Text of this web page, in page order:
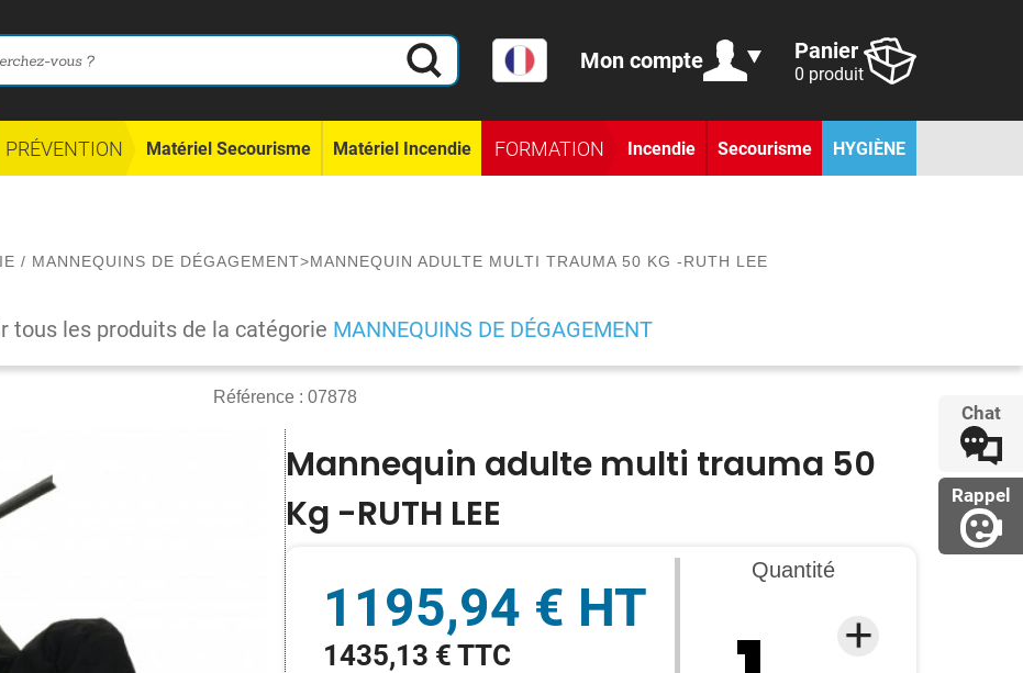
Chat
Rappel
Mon compte Panier
0 produit
PRÉVENTION Matériel Secourisme Matériel Incendie FORMATION Incendie Secourisme HYGIÈNE
/ MANNEQUINS DE DÉGAGEMENT>MANNEQUIN ADULTE MULTI TRAUMA 50 KG -RUTH LEE
tous les produits de la catégorie MANNEQUINS DE DÉGAGEMENT
Référence : 07878
Mannequin adulte multi trauma 50
Kg -RUTH LEE
1195,94 € HT
1435,13 € TTC
Quantité